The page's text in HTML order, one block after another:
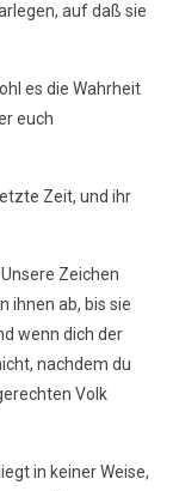
auf daß sie
es die Wahrheit
euch
Zeit, und ihr
Zeichen
ihnen ab, bis sie
wenn dich der
nachdem du
Volk
in keiner Weise,